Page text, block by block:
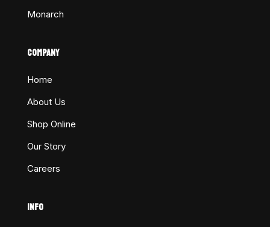
Monarch
COMPANY
Home
About Us
Shop Online
Our Story
Careers
INFO